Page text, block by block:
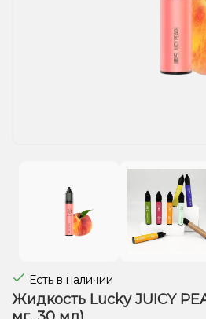
Жидкости для электронных
Есть в наличии
Жидкость Lucky JUICY